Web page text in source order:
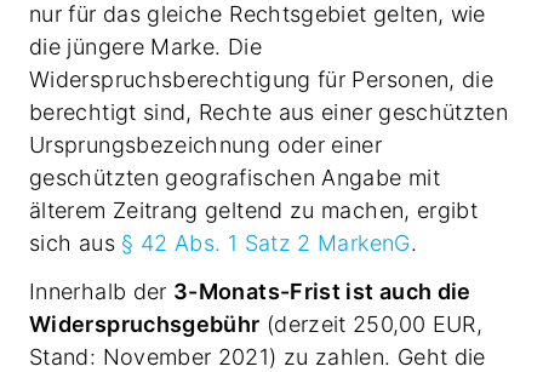
nur für das gleiche Rechtsgebiet gelten, wie
die jüngere Marke. Die
Widerspruchsberechtigung für Personen, die
berechtigt sind, Rechte aus einer geschützten
Ursprungsbezeichnung oder einer
geschützten geografischen Angabe mit
älterem Zeitrang geltend zu machen, ergibt
sich aus § 42 Abs. 1 Satz 2 MarkenG.
Innerhalb der 3-Monats-Frist ist auch die
Widerspruchsgebühr (derzeit 250,00 EUR,
Stand: November 2021) zu zahlen. Geht die